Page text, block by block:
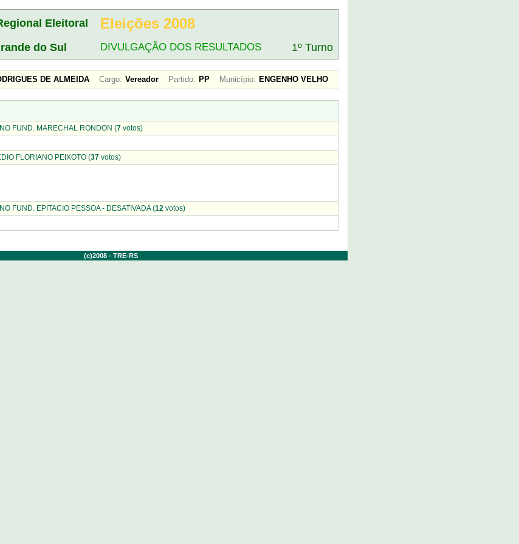
Eleitoral Eleições 2008
do Sul DIVULGAÇÃO DOS RESULTADOS 1º Turno
DE ALMEIDA Cargo: Vereador Partido: PP Município: ENGENHO VELHO
FUND. MARECHAL RONDON (7 votos)
FLORIANO PEIXOTO (37 votos)
FUND. EPITACIO PESSOA - DESATIVADA (12 votos)
(c)2008 - TRE-RS